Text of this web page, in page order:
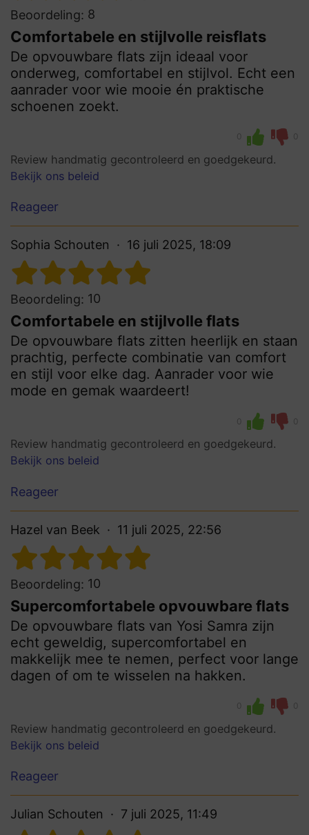
Beoordeling: 8
Comfortabele en stijlvolle reisflats
De opvouwbare flats zijn ideaal voor
onderweg, comfortabel en stijlvol. Echt een
aanrader voor wie mooie én praktische
schoenen zoekt.
0 0
Review handmatig gecontroleerd en goedgekeurd.
Bekijk ons beleid
Reageer
Sophia Schouten 16 juli 2025, 18:09
Beoordeling: 10
Comfortabele en stijlvolle flats
De opvouwbare flats zitten heerlijk en staan
prachtig, perfecte combinatie van comfort
en stijl voor elke dag. Aanrader voor wie
mode en gemak waardeert!
0 0
Review handmatig gecontroleerd en goedgekeurd.
Bekijk ons beleid
Reageer
Hazel van Beek 11 juli 2025, 22:56
Beoordeling: 10
Supercomfortabele opvouwbare flats
De opvouwbare flats van Yosi Samra zijn
echt geweldig, supercomfortabel en
makkelijk mee te nemen, perfect voor lange
dagen of om te wisselen na hakken.
0 0
Review handmatig gecontroleerd en goedgekeurd.
Bekijk ons beleid
Reageer
Julian Schouten 7 juli 2025, 11:49